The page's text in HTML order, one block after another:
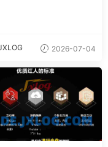
2026-07-04